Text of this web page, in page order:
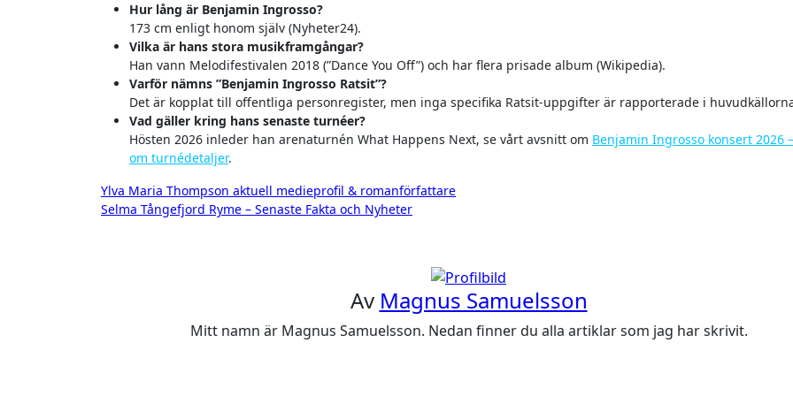
Hur lång är Benjamin Ingrosso?
173 cm enligt honom själv (Nyheter24).
Vilka är hans stora musikframgångar?
Han vann Melodifestivalen 2018 (”Dance You Off”) och har flera prisade album (Wikipedia).
Varför nämns ”Benjamin Ingrosso Ratsit”?
Det är kopplat till offentliga personregister, men inga specifika Ratsit-uppgifter är rapporterade i
Vad gäller kring hans senaste turnéer?
Hösten 2026 inleder han arenaturnén What Happens Next, se vårt avsnitt om Benjamin Ingrosso konsert 2026
om turnédetaljer.
Inläggsnavigering
Ylva Maria Thompson aktuell medieprofil & romanförfattare
Selma Tångefjord Ryme – Senaste Fakta och Nyheter
Av Magnus Samuelsson
Mitt namn är Magnus Samuelsson. Nedan finner du alla artiklar som jag har skrivit.